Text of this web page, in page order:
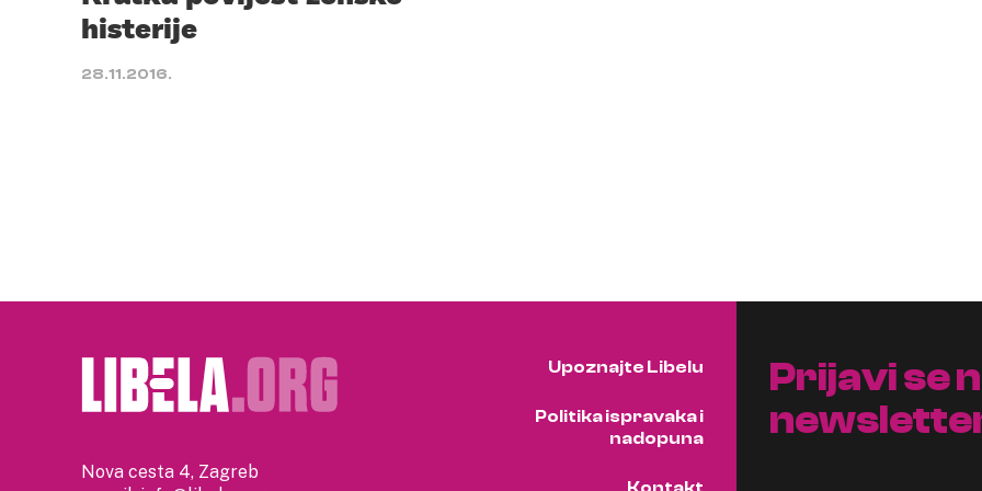
histerije
28.11.2016.
Nova cesta 4, Zagreb
Upoznajte Libelu
Politika ispravaka i
nadopuna
Prijavi se